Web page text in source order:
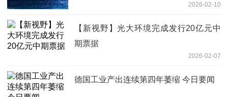
2026-02-10
【新视野】光大环境完成发行20亿元中
期票据
2026-02-07
德国工业产出连续第四年萎缩 今日要闻